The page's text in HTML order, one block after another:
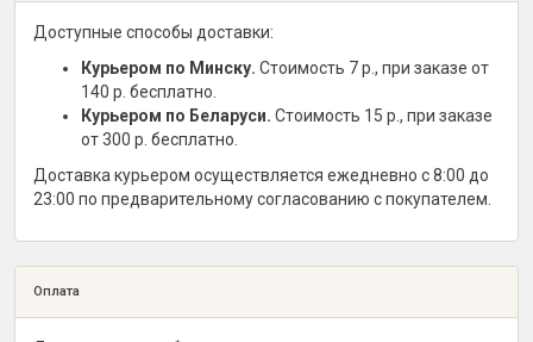
Доступные способы доставки:
Курьером по Минску. Стоимость 7 р., при заказе от
140 р. бесплатно.
Курьером по Беларуси. Стоимость 15 р., при заказе
от 300 р. бесплатно.
Доставка курьером осуществляется ежедневно с 8:00 до
23:00 по предварительному согласованию с покупателем.
Оплата